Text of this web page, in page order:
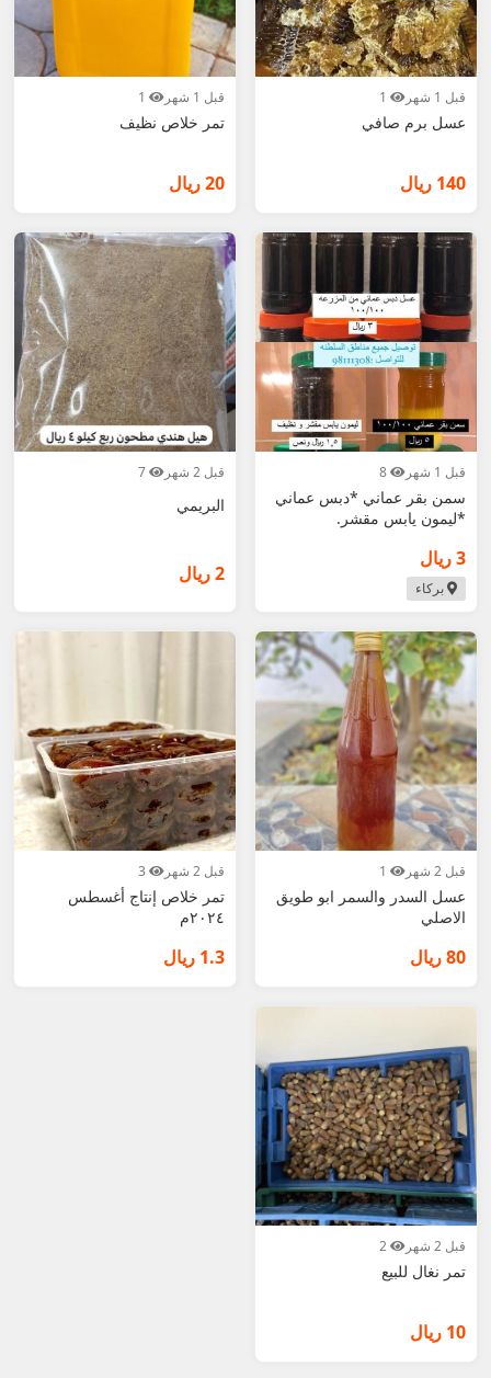
قبل 1 شهر
عسل برم صافي
140 ريال
قبل 1 شهر
تمر خلاص نظيف
20 ريال
قبل 1 شهر
سمن بقر عماني *دبس عماني
*ليمون يابس مقشر.
3 ريال
بركاء
قبل 2 شهر
البريمي
2 ريال
قبل 2 شهر
عسل السدر والسمر ابو طويق
الاصلي
80 ريال
قبل 2 شهر
تمر خلاص إنتاج أغسطس
٢٠٢٤م
1.3 ريال
قبل 2 شهر
تمر نغال للبيع
10 ريال